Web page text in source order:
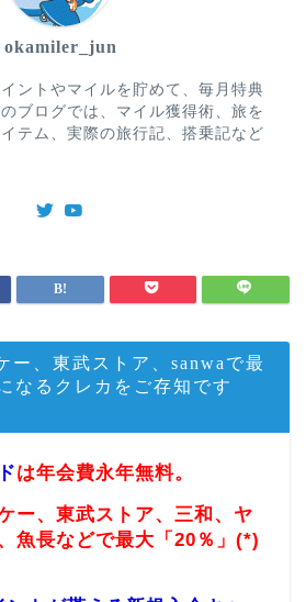
okamiler_jun
ントやマイルを貯めて、毎月特典
ブログでは、マイル獲得術、旅を
テム、実際の旅行記、搭乗記など
ー、東武ストア、sanwaで最
なるクレカをご存知です
は年会費永年無料。
ー、東武ストア、三和、ヤ
魚長などで最大「20％」(*)